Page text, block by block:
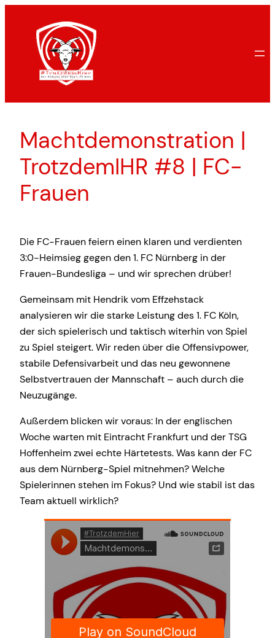
springen
Machtdemonstration |
TrotzdemIHR #8 | FC-
Frauen
Die FC-Frauen feiern einen klaren und verdienten
3:0-Heimsieg gegen den 1. FC Nürnberg in der
Frauen-Bundesliga – und wir sprechen drüber!
Gemeinsam mit Hendrik vom Effzehstack
analysieren wir die starke Leistung des 1. FC Köln,
der sich spielerisch und taktisch witerhin von Spiel
zu Spiel steigert. Wir reden über die Offensivpower,
stabile Defensivarbeit und das neu gewonnene
Selbstvertrauen der Mannschaft – auch durch die
Neuzugänge.
Außerdem blicken wir voraus: In der englischen
Woche warten mit Eintracht Frankfurt und der TSG
Hoffenheim zwei echte Härtetests. Was kann der FC
aus dem Nürnberg-Spiel mitnehmen? Welche
Spielerinnen stehen im Fokus? Und wie stabil ist das
Team aktuell wirklich?